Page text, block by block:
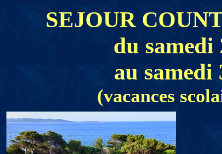
SEJOUR
du samedi
au samedi
(vacances